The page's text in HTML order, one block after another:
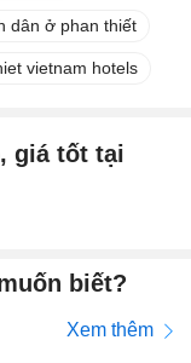
dân ở phan thiết
vietnam hotels
giá tốt tại
biết?
Xem thêm